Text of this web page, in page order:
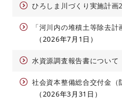
ひろしま川づくり実施計画
「河川内の堆積土等除去
2026年7月1日
水資源調査報告書について
社会資本整備総合交付金（
2026年3月31日